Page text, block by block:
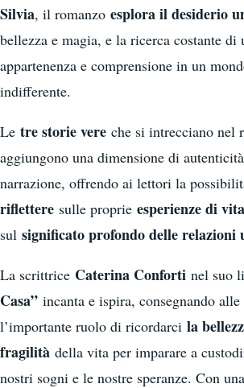
Silvia, il romanzo esplora il desiderio
bellezza e magia, e la ricerca costante di
appartenenza e comprensione in un
indifferente.
Le tre storie vere che si intrecciano nel
aggiungono una dimensione di
narrazione, offrendo ai lettori la
riflettere sulle proprie esperienze di vita
sul significato profondo delle relazioni
La scrittrice Caterina Conforti nel suo
Casa” incanta e ispira, consegnando
l’importante ruolo di ricordarci la
fragilità della vita per imparare a
nostri sogni e le nostre speranze. Con